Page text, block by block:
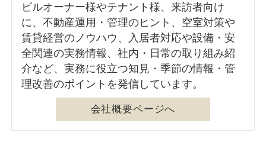
ビルオーナー様やテナント様、来訪者向け
に、不動産運用・管理のヒント、空室対策や
賃貸経営のノウハウ、入居者対応や設備・安
全関連の実務情報、社内・日常の取り組み紹
介など、実務に役立つ知見・季節の情報・管
理改善のポイントを発信しています。
会社概要ページへ